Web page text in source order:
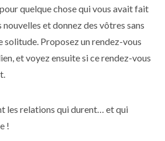
quelque chose qui vous avait fait
nouvelles et donnez des vôtres sans
solitude. Proposez un rendez-vous
et voyez ensuite si ce rendez-vous
les relations qui durent… et qui
!